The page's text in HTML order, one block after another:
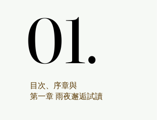
01.
01.
目次、序章與
第一章 雨夜邂逅試讀